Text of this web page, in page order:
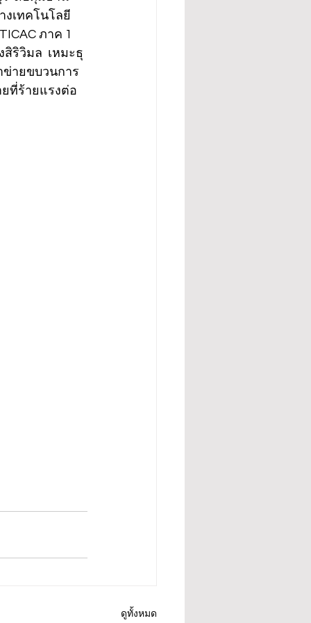
เทคโนโลยี
ภาค 1
ริวิมล  เหมะธุ
ข่ายขบวนการ
ที่ร้ายแรงต่อ
ดูทั้งหมด